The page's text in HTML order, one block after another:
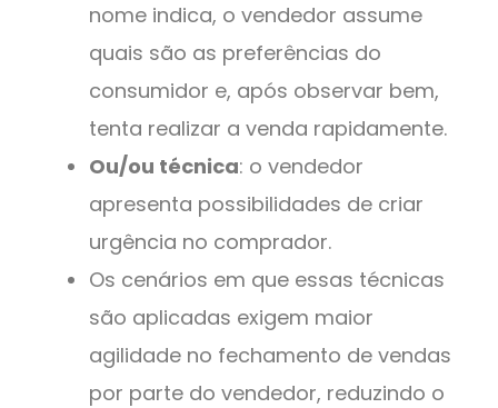
nome indica, o vendedor assume
quais são as preferências do
consumidor e, após observar bem,
tenta realizar a venda rapidamente.
Ou/ou técnica: o vendedor
apresenta possibilidades de criar
urgência no comprador.
Os cenários em que essas técnicas
são aplicadas exigem maior
agilidade no fechamento de vendas
por parte do vendedor, reduzindo o